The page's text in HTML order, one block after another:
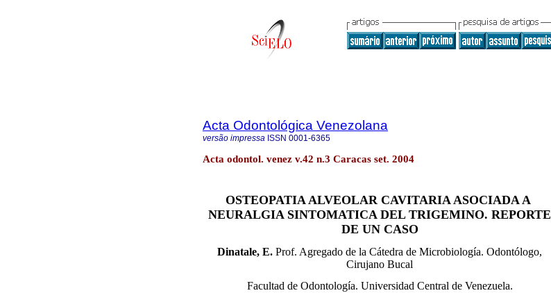
Acta Odontológica Venezolana
versão impressa ISSN 0001-6365
Acta odontol. venez v.42 n.3 Caracas set. 2004
OSTEOPATIA ALVEOLAR CAVITARIA ASOCIADA A
NEURALGIA SINTOMATICA DEL TRIGEMINO. REPORTE
DE UN CASO
Dinatale, E. Prof. Agregado de la Cátedra de Microbiología. Odontólogo,
Cirujano Bucal
Facultad de Odontología. Universidad Central de Venezuela.